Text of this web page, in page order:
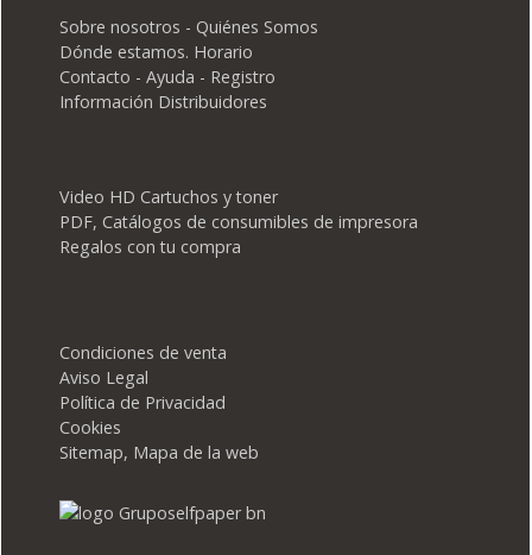
Sobre nosotros - Quiénes Somos
Dónde estamos. Horario
Contacto - Ayuda - Registro
Información Distribuidores
Video HD Cartuchos y toner
PDF, Catálogos de consumibles de impresora
Regalos con tu compra
Condiciones de venta
Aviso Legal
Política de Privacidad
Cookies
Sitemap, Mapa de la web